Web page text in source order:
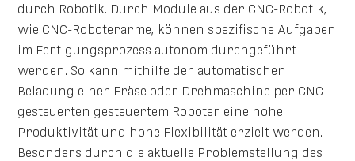
durch Robotik. Durch Module aus der CNC-Robotik,
wie CNC-Roboterarme, können spezifische Aufgaben
im Fertigungsprozess autonom durchgeführt
werden. So kann mithilfe der automatischen
Beladung einer Fräse oder Drehmaschine per CNC-
gesteuerten gesteuertem Roboter eine hohe
Produktivität und hohe Flexibilität erzielt werden.
Besonders durch die aktuelle Problemstellung des